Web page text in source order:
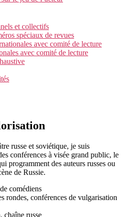
et collectifs
spéciaux de revues
avec comité de lecture
avec comité de lecture
russe et soviétique, je suis
conférences à visée grand public, le
programment des auteurs russes ou
de Russie.
comédiens
rondes, conférences de vulgarisation
chaîne russe